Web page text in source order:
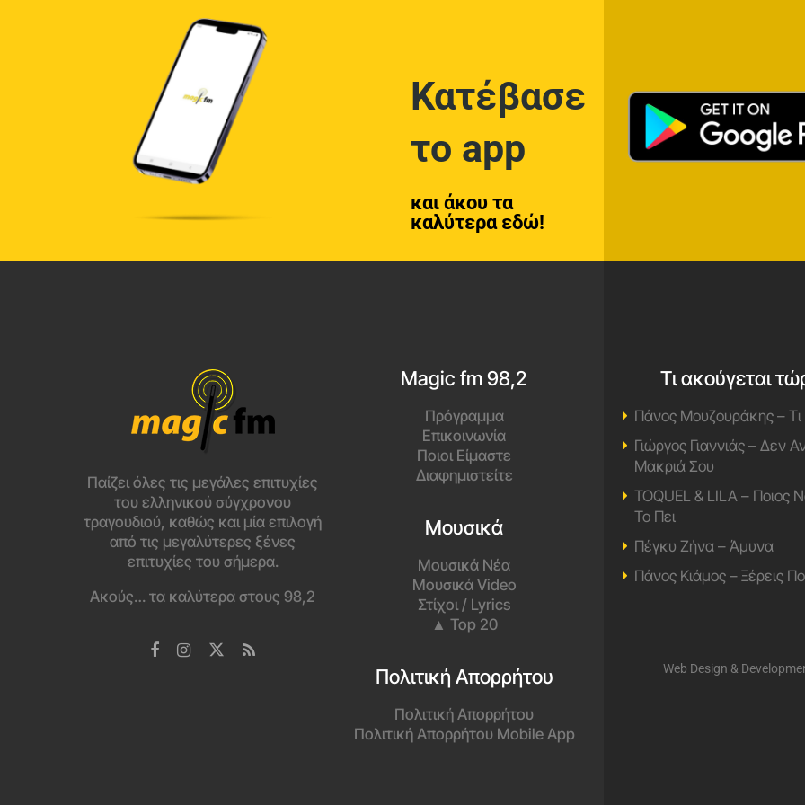
Κατέβασε
το app
και άκου τα
καλύτερα εδώ!
Παίζει όλες τις μεγάλες επιτυχίες
του ελληνικού σύγχρονου
τραγουδιού, καθώς και μία επιλογή
από τις μεγαλύτερες ξένες
επιτυχίες του σήμερα.
Ακούς… τα καλύτερα στους 98,2
Magic fm 98,2
Πρόγραμμα
Επικοινωνία
Ποιοι Είμαστε
Διαφημιστείτε
Μουσικά
Μουσικά Νέα
Μουσικά Video
Στίχοι / Lyrics
▲ Top 20
Πολιτική Απορρήτου
Πολιτική Απορρήτου
Πολιτική Απορρήτου Mobile App
Τι ακούγεται
Πάνος Μουζουράκης – Τι
Γιώργος Γιαννιάς – Δεν
Μακριά Σου
TOQUEL & LILA – Ποιος
Το Πει
Πέγκυ Ζήνα – Άμυνα
Πάνος Κιάμος – Ξέρεις
Web Design &